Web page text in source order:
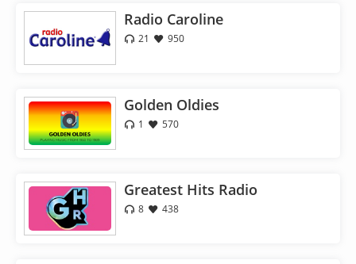
Radio Caroline
21 950
Golden Oldies
1 570
Greatest Hits Radio
8 438